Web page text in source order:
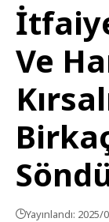
Ve
Yayınlandı: